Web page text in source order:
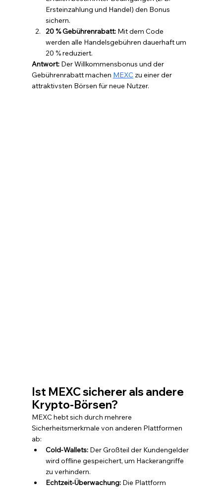
Ersteinzahlung und Handel) den Bonus
sichern.
20 % Gebührenrabatt: Mit dem Code
werden alle Handelsgebühren dauerhaft um
20 % reduziert.
Antwort: Der Willkommensbonus und der
Gebührenrabatt machen MEXC zu einer der
attraktivsten Börsen für neue Nutzer.
Ist MEXC sicherer als andere
Krypto-Börsen?
MEXC hebt sich durch mehrere
Sicherheitsmerkmale von anderen Plattformen
ab:
Cold-Wallets: Der Großteil der Kundengelder
wird offline gespeichert, um Hackerangriffe
zu verhindern.
Echtzeit-Überwachung: Die Plattform